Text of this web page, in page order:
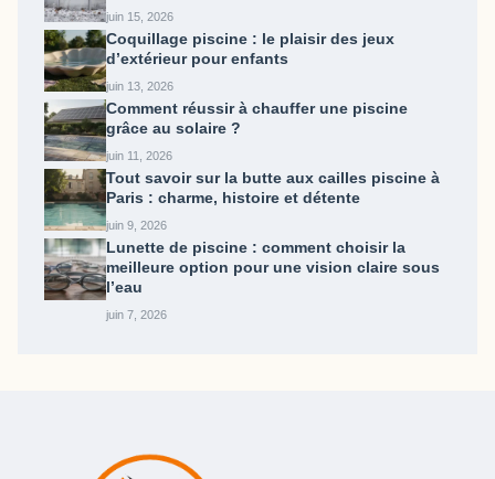
juin 15, 2026
Coquillage piscine : le plaisir des jeux
d’extérieur pour enfants
juin 13, 2026
Comment réussir à chauffer une piscine
grâce au solaire ?
juin 11, 2026
Tout savoir sur la butte aux cailles piscine​ à
Paris : charme, histoire et détente
juin 9, 2026
Lunette de piscine : comment choisir la
meilleure option pour une vision claire sous
l’eau
juin 7, 2026